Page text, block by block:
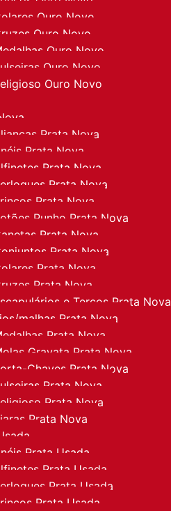
Ouro Novo
Ouro Novo
Ouro Novo
Ouro Novo
Ouro Novo
Prata Nova
Prata Nova
Prata Nova
Prata Nova
Prata Nova
Punho Prata Nova
Prata Nova
Prata Nova
Prata Nova
Prata Nova
e Terços Prata Nova
malhas Prata Nova
Prata Nova
Gravata Prata Nova
Chaves Prata Nova
Prata Nova
Prata Nova
Prata Nova
Prata Usada
Prata Usada
Prata Usada
Prata Usada